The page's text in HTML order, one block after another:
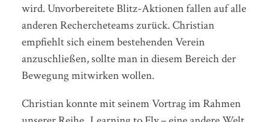
wird. Unvorbereitete Blitz-Aktionen fallen auf alle
anderen Rechercheteams zurück. Christian
empfiehlt sich einem bestehenden Verein
anzuschließen, sollte man in diesem Bereich der
Bewegung mitwirken wollen.
Christian konnte mit seinem Vortrag im Rahmen